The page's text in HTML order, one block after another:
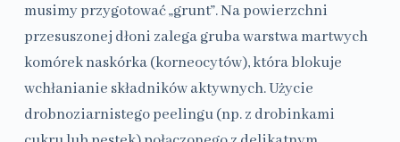
musimy przygotować „grunt”. Na powierzchni
przesuszonej dłoni zalega gruba warstwa martwych
komórek naskórka (korneocytów), która blokuje
wchłanianie składników aktywnych. Użycie
drobnoziarnistego peelingu (np. z drobinkami